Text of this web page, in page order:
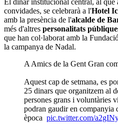
El dinar institucional central, al que
convidades, se celebrarà a l'Hotel
amb la presència de l'alcalde de
més d'altres personalitats
que han col·laborat amb la
la campanya de Nadal.
A Amics de la Gent Gran
Aquest cap de setmana, es
25 dinars que organitzem al
persones grans i voluntàries
podran gaudir en companyia
època pic.twitter.com/